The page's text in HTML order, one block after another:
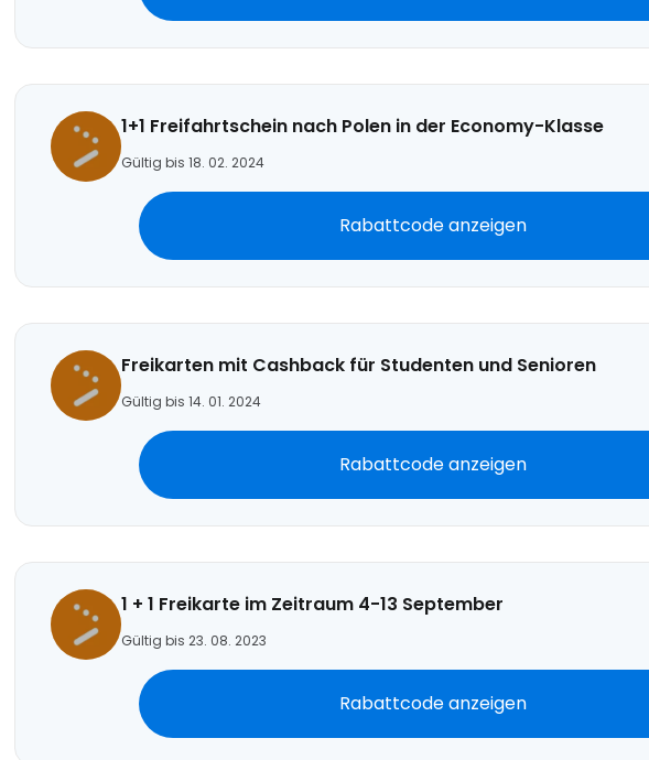
1+1 Freifahrtschein nach Polen in der Economy-Klasse
Gültig bis 18. 02. 2024
Rabattcode anzeigen
Freikarten mit Cashback für Studenten und Senioren
Gültig bis 14. 01. 2024
Rabattcode anzeigen
1 + 1 Freikarte im Zeitraum 4-13 September
Gültig bis 23. 08. 2023
Rabattcode anzeigen